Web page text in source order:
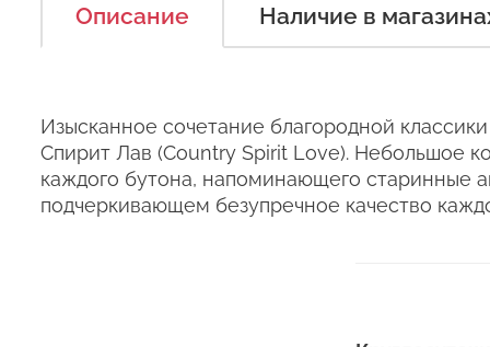
Описание Наличие в
Изысканное сочетание благородной
Спирит Лав (Country Spirit Love). Небольшое
каждого бутона, напоминающего старинные
подчеркивающем безупречное качество
Сервис:
Цена/Качество:
Есть несколько простых
Правила ухода за
1. Переносите букеты в
2. Минимизируйте
курьеры в зимнее время